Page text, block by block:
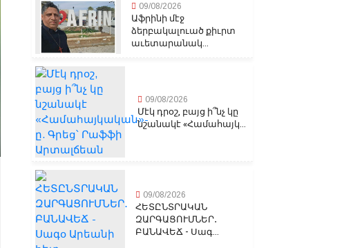
09/08/2026
Աֆրինի մէջ
ձերբակալուած քիւրտ
աւետարանակ...
09/08/2026
Մէկ դրօշ, բայց ի՞նչ կը
նշանակէ «Համահայկ...
09/08/2026
ՀԵՏԸՆՏՐԱԿԱՆ
ԶԱՐԳԱՑՈՒՄՆԵՐ․
ԲԱՆԱՎԵՃ - Սագ...